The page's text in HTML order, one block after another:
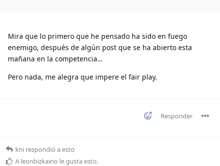
Mira que lo primero que he pensado ha sido en fuego
enemigo, después de algún post que se ha abierto esta
mañana en la competencia…
Pero nada, me alegra que impere el fair play.
Responder
kni respondió a esto
A leonbizkaino le gusta esto.